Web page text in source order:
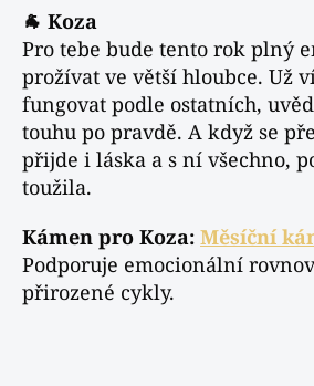
🐐 Koza
Pro tebe bude tento rok plný
prožívat ve větší hloubce. Už
fungovat podle ostatních,
touhu po pravdě. A když se
přijde i láska a s ní všechno,
toužila.
Kámen pro Koza: Měsíční
Podporuje emocionální
přirozené cykly.